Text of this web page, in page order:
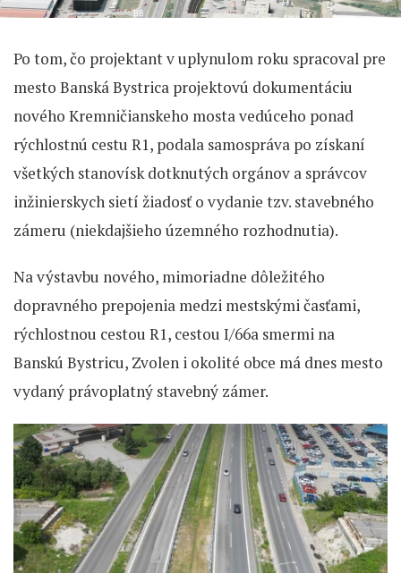
Po tom, čo projektant v uplynulom roku spracoval pre
mesto Banská Bystrica projektovú dokumentáciu
nového Kremničianskeho mosta vedúceho ponad
rýchlostnú cestu R1, podala samospráva po získaní
všetkých stanovísk dotknutých orgánov a správcov
inžinierskych sietí žiadosť o vydanie tzv. stavebného
zámeru (niekdajšieho územného rozhodnutia).
Na výstavbu nového, mimoriadne dôležitého
dopravného prepojenia medzi mestskými časťami,
rýchlostnou cestou R1, cestou I/66a smermi na
Banskú Bystricu, Zvolen i okolité obce má dnes mesto
vydaný právoplatný stavebný zámer.